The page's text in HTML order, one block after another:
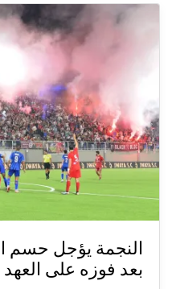
النجمة يؤجل حسم
بعد فوزه على العهد